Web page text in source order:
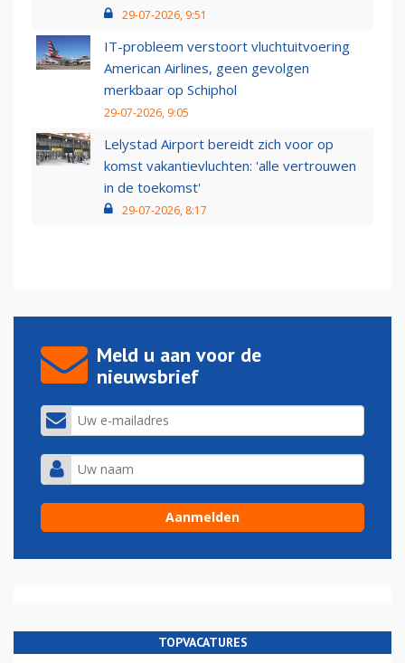
29-07-2026, 9:51
IT-probleem verstoort vluchtuitvoering
American Airlines, geen gevolgen
merkbaar op Schiphol
29-07-2026, 9:05
Lelystad Airport bereidt zich voor op
komst vakantievluchten: 'alle vertrouwen
in de toekomst'
29-07-2026, 8:17
Meld u aan voor de
nieuwsbrief
TOPVACATURES